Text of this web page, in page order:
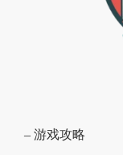
– 游戏攻略